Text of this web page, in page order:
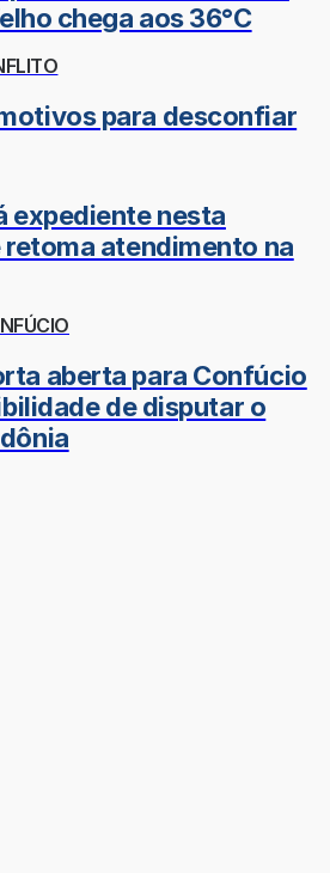
chega aos 36°C
para desconfiar
expediente nesta
atendimento na
aberta para Confúcio
de disputar o